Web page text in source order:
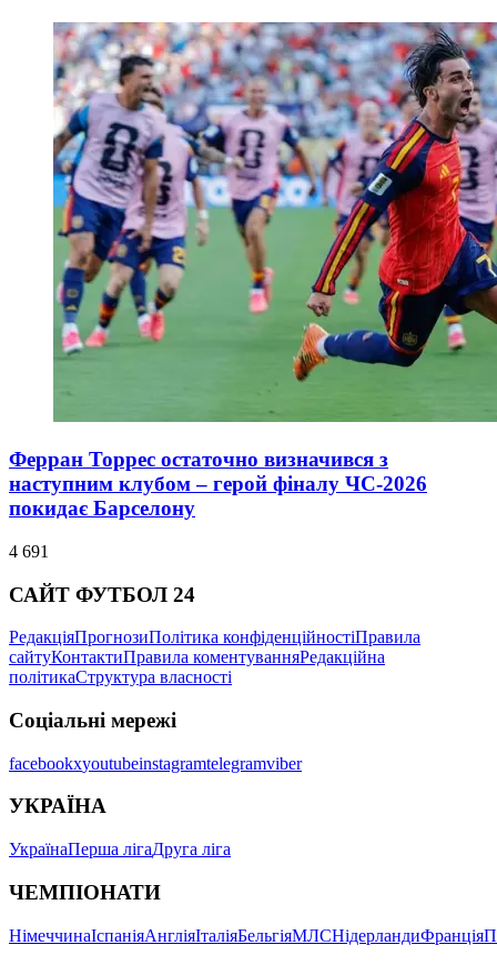
Ферран Торрес остаточно визначився з
наступним клубом – герой фіналу ЧС-2026
покидає Барселону
4 691
САЙТ ФУТБОЛ 24
РедакціяПрогнозиПолітика конфіденційностіПравила
сайтуКонтактиПравила коментуванняРедакційна
політикаСтруктура власності
Соціальні мережі
facebookxyoutubeinstagramtelegramviber
УКРАЇНА
УкраїнаПерша лігаДруга ліга
ЧЕМПІОНАТИ
НімеччинаІспаніяАнгліяІталіяБельгіяМЛСНідерландиФранція